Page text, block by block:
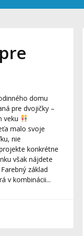
domu
pre dvojičky –
veku
malo svoje
nie
konkrétne
však nájdete
základ
v kombinácii...